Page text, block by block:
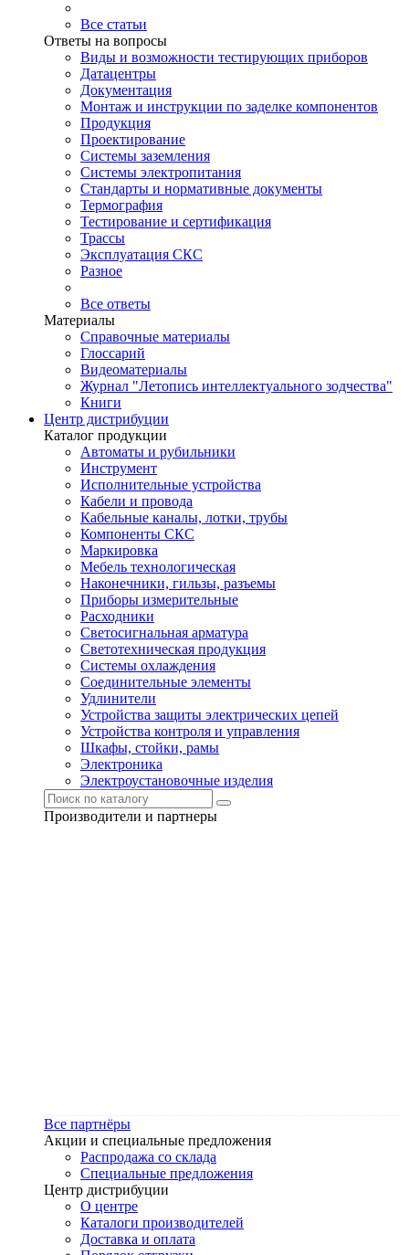
Все статьи
Ответы на вопросы
Виды и возможности тестирующих приборов
Датацентры
Документация
Монтаж и инструкции по заделке компонентов
Продукция
Проектирование
Системы заземления
Системы электропитания
Стандарты и нормативные документы
Термография
Тестирование и сертификация
Трассы
Эксплуатация СКС
Разное
Все ответы
Материалы
Справочные материалы
Глоссарий
Видеоматериалы
Журнал "Летопись интеллектуального зодчества"
Книги
Центр дистрибуции
Каталог продукции
Автоматы и рубильники
Инструмент
Исполнительные устройства
Кабели и провода
Кабельные каналы, лотки, трубы
Компоненты СКС
Маркировка
Мебель технологическая
Наконечники, гильзы, разъемы
Приборы измерительные
Расходники
Светосигнальная арматура
Светотехническая продукция
Системы охлаждения
Соединительные элементы
Удлинители
Устройства защиты электрических цепей
Устройства контроля и управления
Шкафы, стойки, рамы
Электроника
Электроустановочные изделия
Производители и партнеры
Все партнёры
Акции и специальные предложения
Распродажа со склада
Специальные предложения
Центр дистрибуции
О центре
Каталоги производителей
Доставка и оплата